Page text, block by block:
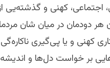
اجتماعی، کهنی و گذشته‌یی
دودمان در میان شان
کهنی و یا پی‌گیری
بر خواست دل‌ها و